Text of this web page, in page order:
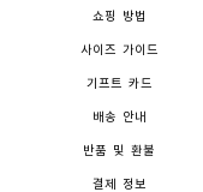
쇼핑 방법
사이즈 가이드
기프트 카드
배송 안내
반품 및 환불
결제 정보